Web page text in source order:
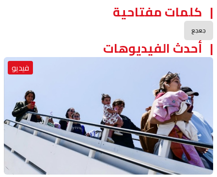
كلمات مفتاحية
جعجع
أحدث الفيديوهات
فيديو